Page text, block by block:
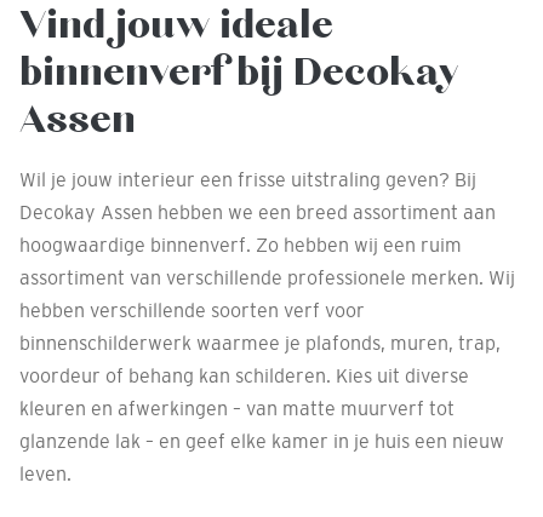
Vind jouw ideale
binnenverf bij Decokay
Assen
Wil je jouw interieur een frisse uitstraling geven? Bij
Decokay Assen hebben we een breed assortiment aan
hoogwaardige binnenverf. Zo hebben wij een ruim
assortiment van verschillende professionele merken. Wij
hebben verschillende soorten verf voor
binnenschilderwerk waarmee je plafonds, muren, trap,
voordeur of behang kan schilderen. Kies uit diverse
kleuren en afwerkingen – van matte muurverf tot
glanzende lak – en geef elke kamer in je huis een nieuw
leven.